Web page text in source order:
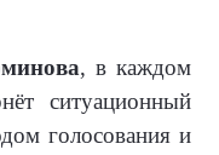
, в каждом
ситуационный
голосования и